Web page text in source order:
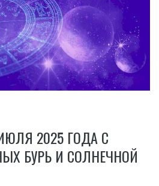
2025 ГОДА С
БУРЬ И СОЛНЕЧНОЙ